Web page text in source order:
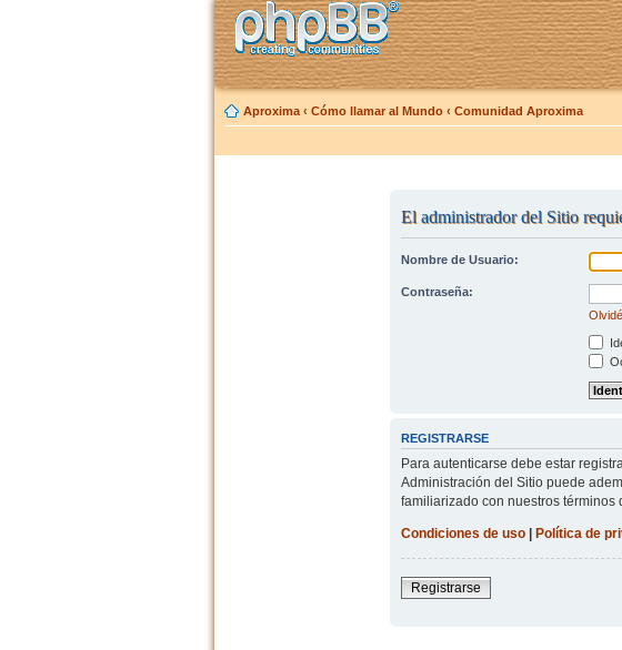
Aproxima ‹ Cómo llamar al Mundo ‹ Comunidad Aproxima
El administrador del Sitio
Nombre de Usuario:
Contraseña:
REGISTRARSE
Para autenticarse debe estar
Administración del Sitio puede
familiarizado con nuestros términos
Condiciones de uso| Política de
Registrarse